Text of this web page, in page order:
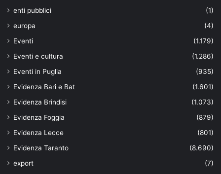
enti pubblici
(1)
europa
(4)
Eventi
(1.179)
Eventi e cultura
(1.286)
Eventi in Puglia
(935)
Evidenza Bari e Bat
(1.601)
Evidenza Brindisi
(1.073)
Evidenza Foggia
(879)
Evidenza Lecce
(801)
Evidenza Taranto
(8.690)
export
(7)